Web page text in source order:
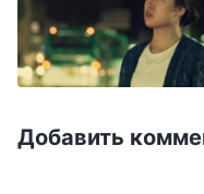
потому что у
размышлять над
целого дня работы
я часто была
Добавить